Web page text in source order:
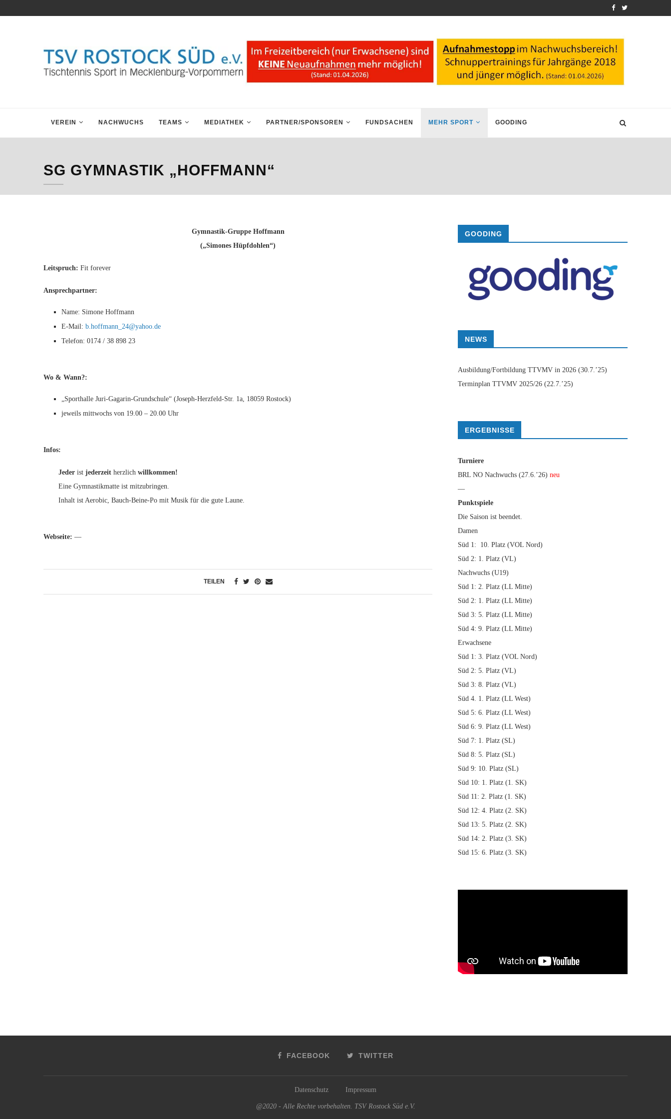
VEREIN NACHWUCHS TEAMS MEDIATHEK PARTNER/SPONSOREN FUNDSACHEN MEHR SPORT GOODING
SG GYMNASTIK „HOFFMANN“
Gymnastik-Gruppe Hoffmann
(„Simones Hüpfdohlen“)
Leitspruch: Fit forever
Ansprechpartner:
Name: Simone Hoffmann
E-Mail: b.hoffmann_24@yahoo.de
Telefon: 0174 / 38 898 23
Wo & Wann?:
„Sporthalle Juri-Gagarin-Grundschule“ (Joseph-Herzfeld-Str. 1a, 18059 Rostock)
jeweils mittwochs von 19.00 – 20.00 Uhr
Infos:
Jeder ist jederzeit herzlich willkommen!
Eine Gymnastikmatte ist mitzubringen.
Inhalt ist Aerobic, Bauch-Beine-Po mit Musik für die gute Laune.
Webseite: —
TEILEN
GOODING
NEWS
Ausbildung/Fortbildung TTVMV in 2026 (30.7.’25)
Terminplan TTVMV 2025/26 (22.7.’25)
ERGEBNISSE
Turniere
BRL NO Nachwuchs (27.6.’26) neu
—
Punktspiele
Die Saison ist beendet.
Damen
Süd 1: 10. Platz (VOL Nord)
Süd 2: 1. Platz (VL)
Nachwuchs (U19)
Süd 1: 2. Platz (LL Mitte)
Süd 2: 1. Platz (LL Mitte)
Süd 3: 5. Platz (LL Mitte)
Süd 4: 9. Platz (LL Mitte)
Erwachsene
Süd 1: 3. Platz (VOL Nord)
Süd 2: 5. Platz (VL)
Süd 3: 8. Platz (VL)
Süd 4. 1. Platz (LL West)
Süd 5: 6. Platz (LL West)
Süd 6: 9. Platz (LL West)
Süd 7: 1. Platz (SL)
Süd 8: 5. Platz (SL)
Süd 9: 10. Platz (SL)
Süd 10: 1. Platz (1. SK)
Süd 11: 2. Platz (1. SK)
Süd 12: 4. Platz (2. SK)
Süd 13: 5. Platz (2. SK)
Süd 14: 2. Platz (3. SK)
Süd 15: 6. Platz (3. SK)
FACEBOOK TWITTER
Datenschutz Impressum
@2020 - Alle Rechte vorbehalten. TSV Rostock Süd e.V.